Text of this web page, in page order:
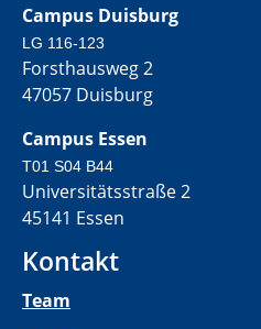
Campus Duisburg
LG 116-123
Forsthausweg 2
47057 Duisburg
Campus Essen
T01 S04 B44
Universitätsstraße 2
45141 Essen
Kontakt
Team